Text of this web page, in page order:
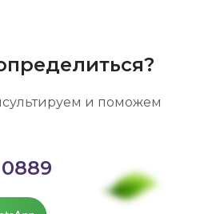
и поможем